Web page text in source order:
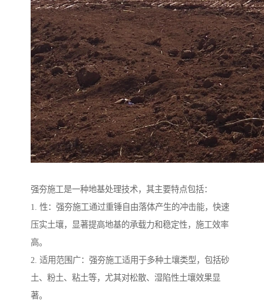
强夯施工是一种地基处理技术，其主要特点包括：
1. 性：强夯施工通过重锤自由落体产生的冲击能，快速
压实土壤，显著提高地基的承载力和稳定性，施工效率
高。
2. 适用范围广：强夯施工适用于多种土壤类型，包括砂
土、粉土、粘土等，尤其对松散、湿陷性土壤效果显
著。